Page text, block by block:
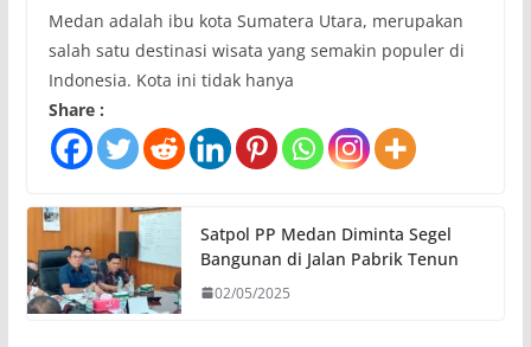
Medan adalah ibu kota Sumatera Utara, merupakan
salah satu destinasi wisata yang semakin populer di
Indonesia. Kota ini tidak hanya
Share :
Satpol PP Medan Diminta Segel
Bangunan di Jalan Pabrik Tenun
02/05/2025